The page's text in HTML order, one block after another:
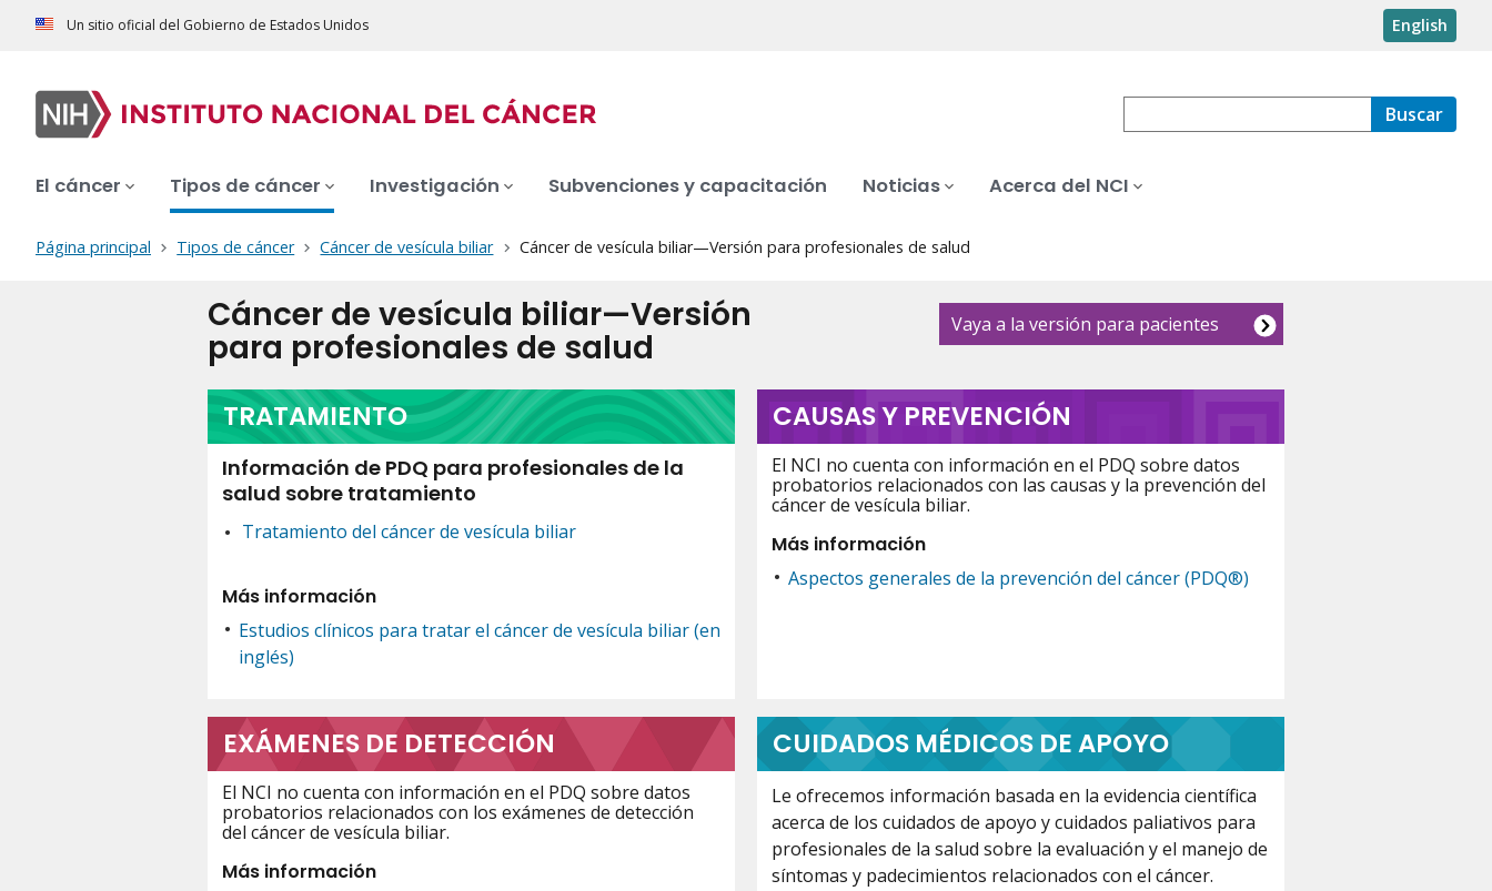
Un sitio oficial del Gobierno de Estados Unidos English
Buscar
El cáncer Tipos de cáncer Investigación Subvenciones y capacitación Noticias Acerca del NCI
Página principal Tipos de cáncer Cáncer de vesícula biliar Cáncer de vesícula biliar—Versión para profesionales de salud
Cáncer de vesícula biliar—Versión
para profesionales de salud
Vaya a la versión para pacientes
TRATAMIENTO
Información de PDQ para profesionales de la
salud sobre tratamiento
Tratamiento del cáncer de vesícula biliar
Más información
Estudios clínicos para tratar el cáncer de vesícula biliar (en
inglés)
CAUSAS Y PREVENCIÓN
El NCI no cuenta con información en el PDQ sobre datos
probatorios relacionados con las causas y la prevención del
cáncer de vesícula biliar.
Más información
Aspectos generales de la prevención del cáncer (PDQ®)
EXÁMENES DE DETECCIÓN
El NCI no cuenta con información en el PDQ sobre datos
probatorios relacionados con los exámenes de detección
del cáncer de vesícula biliar.
Más información
CUIDADOS MÉDICOS DE APOYO
Le ofrecemos información basada en la evidencia científica
acerca de los cuidados de apoyo y cuidados paliativos para
profesionales de la salud sobre la evaluación y el manejo de
síntomas y padecimientos relacionados con el cáncer.